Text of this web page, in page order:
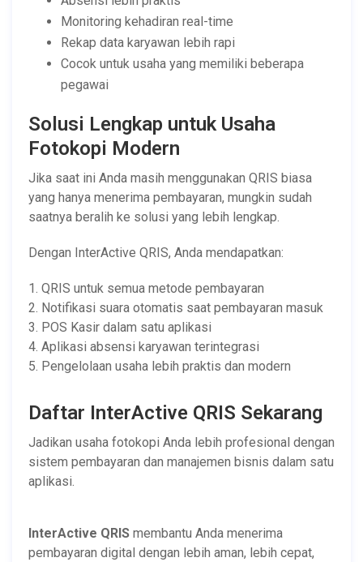
Monitoring kehadiran real-time
Rekap data karyawan lebih rapi
Cocok untuk usaha yang memiliki beberapa
pegawai
Solusi Lengkap untuk Usaha
Fotokopi Modern
Jika saat ini Anda masih menggunakan QRIS biasa
yang hanya menerima pembayaran, mungkin sudah
saatnya beralih ke solusi yang lebih lengkap.
Dengan InterActive QRIS, Anda mendapatkan:
1. QRIS untuk semua metode pembayaran
2. Notifikasi suara otomatis saat pembayaran masuk
3. POS Kasir dalam satu aplikasi
4. Aplikasi absensi karyawan terintegrasi
5. Pengelolaan usaha lebih praktis dan modern
Daftar InterActive QRIS Sekarang
Jadikan usaha fotokopi Anda lebih profesional dengan
sistem pembayaran dan manajemen bisnis dalam satu
aplikasi.
InterActive QRIS membantu Anda menerima
pembayaran digital dengan lebih aman, lebih cepat,